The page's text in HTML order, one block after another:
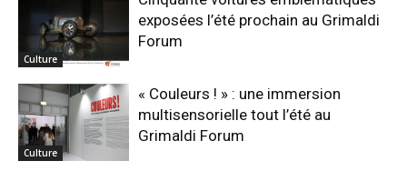
Culture
exposées l’été prochain au Grimaldi
Forum
Culture
« Couleurs ! » : une immersion
multisensorielle tout l’été au
Grimaldi Forum